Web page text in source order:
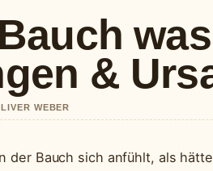
&
WEBER
der Bauch sich anfühlt, als